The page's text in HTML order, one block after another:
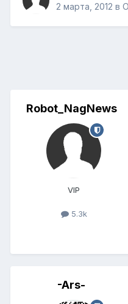
2 марта, 2012 в
Robot_NagNews
VIP
5.3k
-Ars-